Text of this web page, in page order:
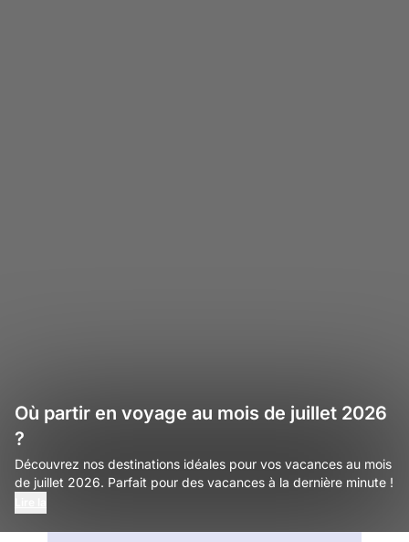
Où partir en voyage au mois de juillet 2026
?
Découvrez nos destinations idéales pour vos vacances au mois
de juillet 2026. Parfait pour des vacances à la dernière minute !